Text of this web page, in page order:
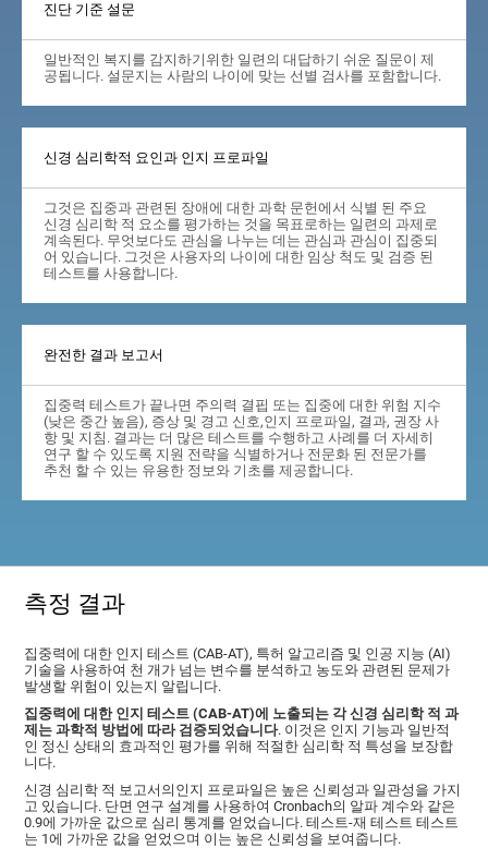
진단 기준 설문
일반적인 복지를 감지하기위한 일련의 대답하기 쉬운 질문이 제
공됩니다. 설문지는 사람의 나이에 맞는 선별 검사를 포함합니다.
신경 심리학적 요인과 인지 프로파일
그것은 집중과 관련된 장애에 대한 과학 문헌에서 식별 된 주요
신경 심리학 적 요소를 평가하는 것을 목표로하는 일련의 과제로
계속된다. 무엇보다도 관심을 나누는 데는 관심과 관심이 집중되
어 있습니다. 그것은 사용자의 나이에 대한 임상 척도 및 검증 된
테스트를 사용합니다.
완전한 결과 보고서
집중력 테스트가 끝나면 주의력 결핍 또는 집중에 대한 위험 지수
(낮은 중간 높음), 증상 및 경고 신호,인지 프로파일, 결과, 권장 사
항 및 지침. 결과는 더 많은 테스트를 수행하고 사례를 더 자세히
연구 할 수 있도록 지원 전략을 식별하거나 전문화 된 전문가를
추천 할 수 있는 유용한 정보와 기초를 제공합니다.
측정 결과
집중력에 대한 인지 테스트 (CAB-AT), 특허 알고리즘 및 인공 지능 (AI)
기술을 사용하여 천 개가 넘는 변수를 분석하고 농도와 관련된 문제가
발생할 위험이 있는지 알립니다.
집중력에 대한 인지 테스트 (CAB-AT)에 노출되는 각 신경 심리학 적 과
제는 과학적 방법에 따라 검증되었습니다. 이것은 인지 기능과 일반적
인 정신 상태의 효과적인 평가를 위해 적절한 심리학 적 특성을 보장합
니다.
신경 심리학 적 보고서의인지 프로파일은 높은 신뢰성과 일관성을 가지
고 있습니다. 단면 연구 설계를 사용하여 Cronbach의 알파 계수와 같은
0.9에 가까운 값으로 심리 통계를 얻었습니다. 테스트-재 테스트 테스트
는 1에 가까운 값을 얻었으며 이는 높은 신뢰성을 보여줍니다.